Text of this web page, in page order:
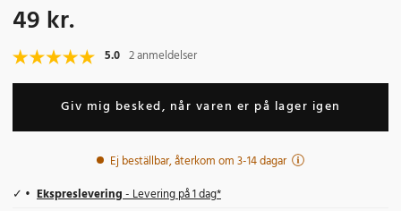
Pris: 49 kr.
49 kr.
5.0 2 anmeldelser
Giv mig besked, når varen er på lager igen
Ej beställbar, återkom om 3-14 dagar
Ekspreslevering- Levering på 1 dag*